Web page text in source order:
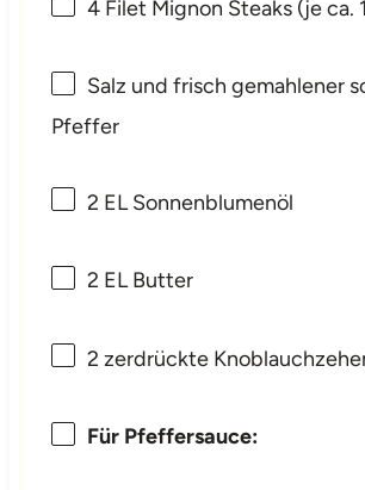
4 Filet Mignon Steaks (je ca.
Salz und frisch gemahlener
Pfeffer
2 EL Sonnenblumenöl
2 EL Butter
2 zerdrückte
Für Pfeffersauce: